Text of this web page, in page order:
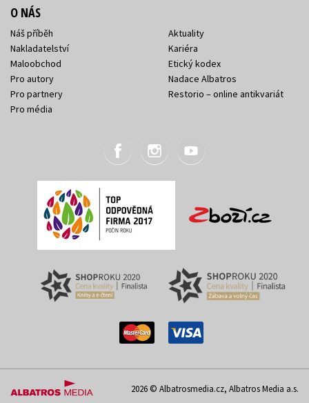
O NÁS
Náš příběh
Nakladatelství
Maloobchod
Pro autory
Pro partnery
Pro média
Aktuality
Kariéra
Etický kodex
Nadace Albatros
Restorio – online antikvariát
2026 © Albatrosmedia.cz, Albatros Media a.s.